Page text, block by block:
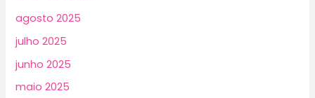
agosto 2025
julho 2025
junho 2025
maio 2025